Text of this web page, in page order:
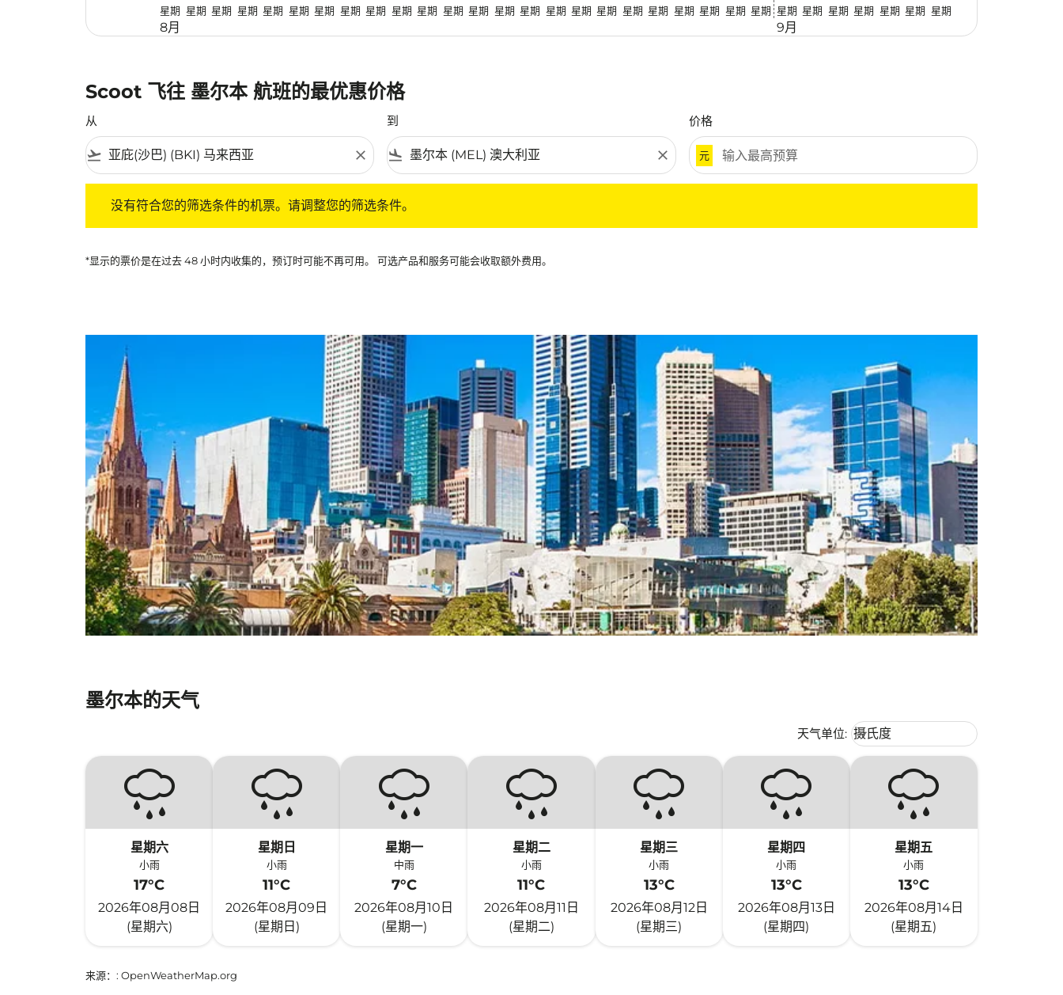
星期
8月
星期 星期 星期 星期 星期 星期 星期 星期 星期 星期 星期 星期 星期 星期 星期 星期 星期 星期 星期 星期 星期 星期 星期 星期
9月
星期 星期 星期 星期 星期 星期
Scoot 飞往 墨尔本 航班的最优惠价格
从
flight_takeoff close
到
flight_land close
价格
元
没有符合您的筛选条件的机票。请调整您的筛选条件。
*显示的票价是在过去 48 小时内收集的，预订时可能不再可用。 可选产品和服务可能会收取额外费用。
墨尔本的天气
天气单位: Weather unit option 摄氏度
摄氏度
keyboard_arrow_down
星期六
小雨
17°C
2026年08月08日
(星期六)
星期日
小雨
11°C
2026年08月09日
(星期日)
星期一
中雨
7°C
2026年08月10日
(星期一)
星期二
小雨
11°C
2026年08月11日
(星期二)
星期三
小雨
13°C
2026年08月12日
(星期三)
星期四
小雨
13°C
2026年08月13日
(星期四)
星期五
小雨
13°C
2026年08月14日
(星期五)
来源： : OpenWeatherMap.org